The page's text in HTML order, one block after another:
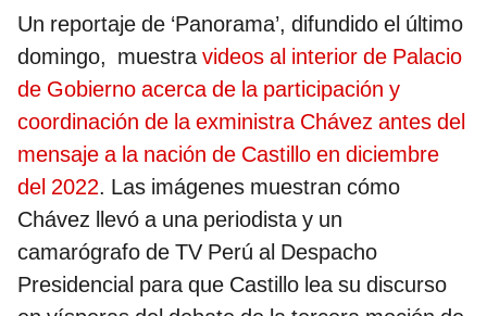
Un reportaje de ‘Panorama’, difundido el último
domingo, muestravideos al interior de Palacio
de Gobierno acerca de la participación y
coordinación de la exministra Chávez antes del
mensaje a la nación de Castillo en diciembre
del 2022. Las imágenes muestran cómo
Chávez llevó a una periodista y un
camarógrafo de TV Perú al Despacho
Presidencial para que Castillo lea su discurso